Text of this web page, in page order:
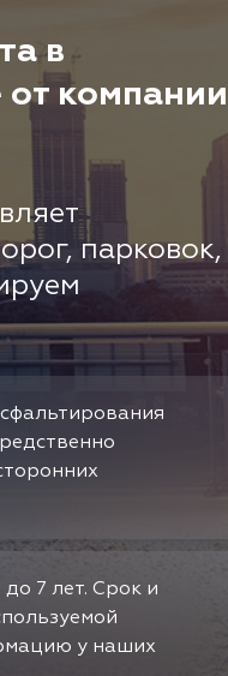
в
компании
парковок,
7 лет. Срок и
у наших